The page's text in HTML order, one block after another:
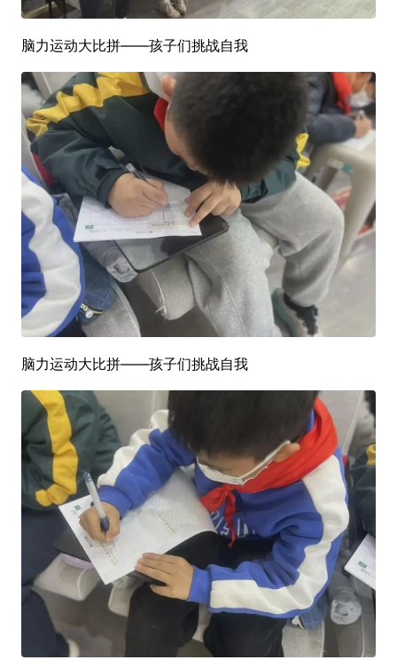
脑力运动大比拼——孩子们挑战自我
脑力运动大比拼——孩子们挑战自我